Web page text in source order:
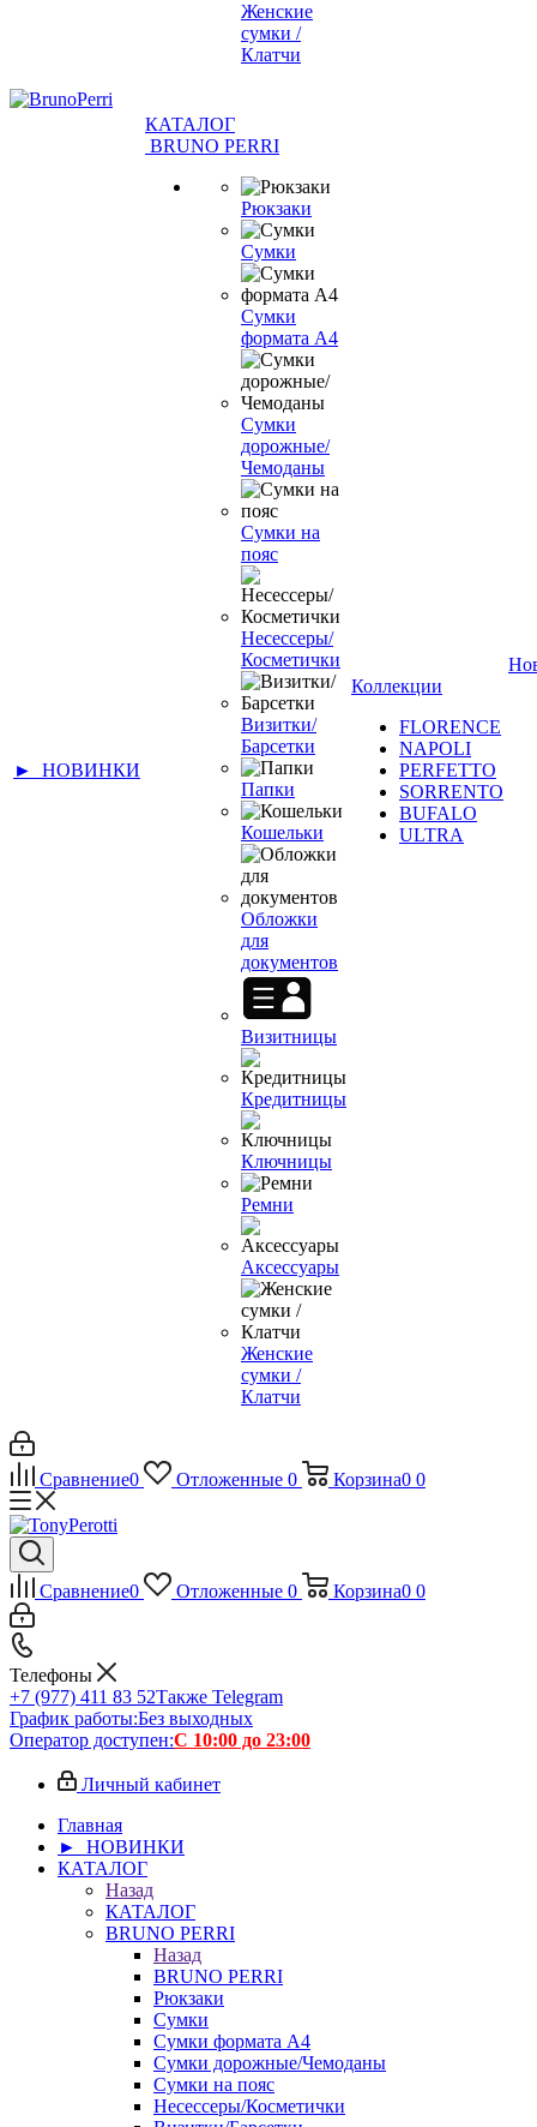
Женские
сумки /
Клатчи
► НОВИНКИ
КАТАЛОГ
BRUNO PERRI
Рюкзаки
Сумки
Сумки
формата А4
Сумки
дорожные/
Чемоданы
Сумки на
пояс
Несессеры/
Косметички
Визитки/
Барсетки
Папки
Кошельки
Обложки
для
документов
Визитницы
Кредитницы
Ключницы
Ремни
Аксессуары
Женские
сумки /
Клатчи
Коллекции
FLORENCE
NAPOLI
PERFETTO
SORRENTO
BUFALO
ULTRA
Сравнение0 Отложенные 0 Корзина0 0
Сравнение0 Отложенные 0 Корзина0 0
Телефоны
+7 (977) 411 83 52Также Telegram
График работы:Без выходных
Оператор доступен:С 10:00 до 23:00
Личный кабинет
Главная
► НОВИНКИ
КАТАЛОГ
Назад
КАТАЛОГ
BRUNO PERRI
Назад
BRUNO PERRI
Рюкзаки
Сумки
Сумки формата А4
Сумки дорожные/Чемоданы
Сумки на пояс
Несессеры/Косметички